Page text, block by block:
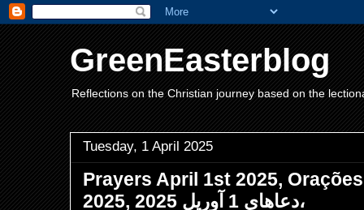
GreenEasterblog
Reflections on the Christian journey based on the
Tuesday, 1 April 2025
Prayers April 1st 2025,
2025, دعاهای 1 آوریل 2025،